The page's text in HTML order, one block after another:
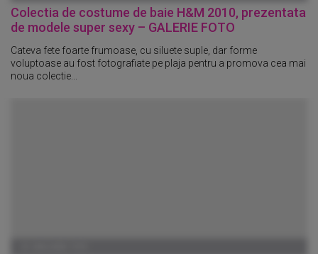
Colectia de costume de baie H&M 2010, prezentata
de modele super sexy – GALERIE FOTO
Cateva fete foarte frumoase, cu siluete suple, dar forme
voluptoase au fost fotografiate pe plaja pentru a promova cea mai
noua colectie...